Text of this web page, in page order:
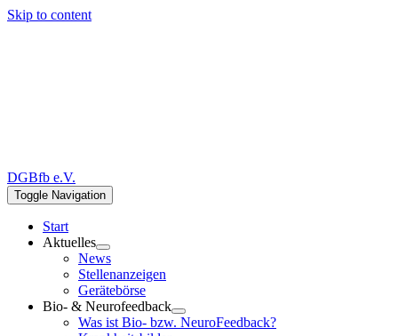
Skip to content
DGBfb e.V.
Toggle Navigation
Start
Aktuelles
News
Stellenanzeigen
Gerätebörse
Bio- & Neurofeedback
Was ist Bio- bzw. NeuroFeedback?